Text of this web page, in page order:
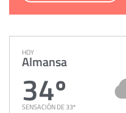
HOY
Almansa
34º
SENSACIÓN DE 33º